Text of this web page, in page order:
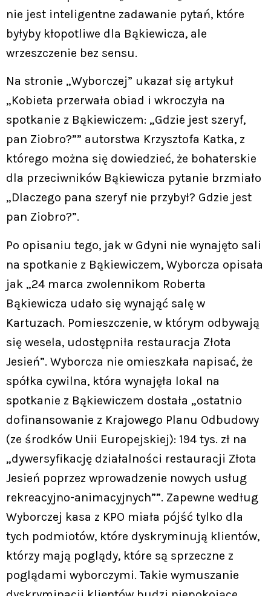
nie jest inteligentne zadawanie pytań, które
byłyby kłopotliwe dla Bąkiewicza, ale
wrzeszczenie bez sensu.
Na stronie „Wyborczej” ukazał się artykuł
„Kobieta przerwała obiad i wkroczyła na
spotkanie z Bąkiewiczem: „Gdzie jest szeryf,
pan Ziobro?”” autorstwa Krzysztofa Katka, z
którego można się dowiedzieć, że bohaterskie
dla przeciwników Bąkiewicza pytanie brzmiało
„Dlaczego pana szeryf nie przybył? Gdzie jest
pan Ziobro?”.
Po opisaniu tego, jak w Gdyni nie wynajęto sali
na spotkanie z Bąkiewiczem, Wyborcza opisała
jak „24 marca zwolennikom Roberta
Bąkiewicza udało się wynająć salę w
Kartuzach. Pomieszczenie, w którym odbywają
się wesela, udostępniła restauracja Złota
Jesień”. Wyborcza nie omieszkała napisać, że
spółka cywilna, która wynajęła lokal na
spotkanie z Bąkiewiczem dostała „ostatnio
dofinansowanie z Krajowego Planu Odbudowy
(ze środków Unii Europejskiej): 194 tys. zł na
„dywersyfikację działalności restauracji Złota
Jesień poprzez wprowadzenie nowych usług
rekreacyjno-animacyjnych””. Zapewne według
Wyborczej kasa z KPO miała pójść tylko dla
tych podmiotów, które dyskryminują klientów,
którzy mają poglądy, które są sprzeczne z
poglądami wyborczymi. Takie wymuszanie